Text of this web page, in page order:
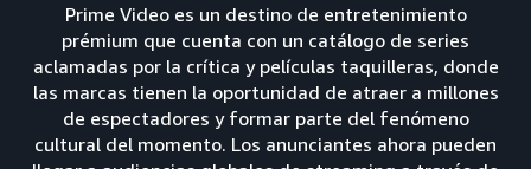
Prime Video es un destino de entretenimiento
prémium que cuenta con un catálogo de series
aclamadas por la crítica y películas taquilleras, donde
las marcas tienen la oportunidad de atraer a millones
de espectadores y formar parte del fenómeno
cultural del momento. Los anunciantes ahora pueden